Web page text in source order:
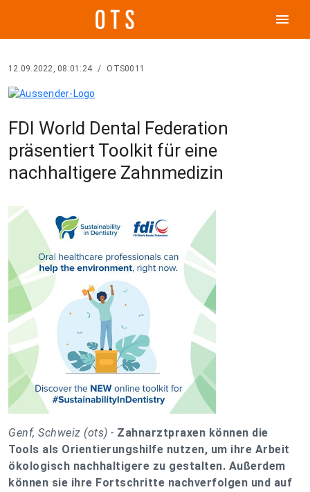
menu
12.09.2022, 08:01:24 / OTS0011
FDI World Dental Federation
präsentiert Toolkit für eine
nachhaltigere Zahnmedizin
Genf, Schweiz (ots) - Zahnarztpraxen können die
Tools als Orientierungshilfe nutzen, um ihre Arbeit
ökologisch nachhaltigere zu gestalten. Außerdem
können sie ihre Fortschritte nachverfolgen und auf